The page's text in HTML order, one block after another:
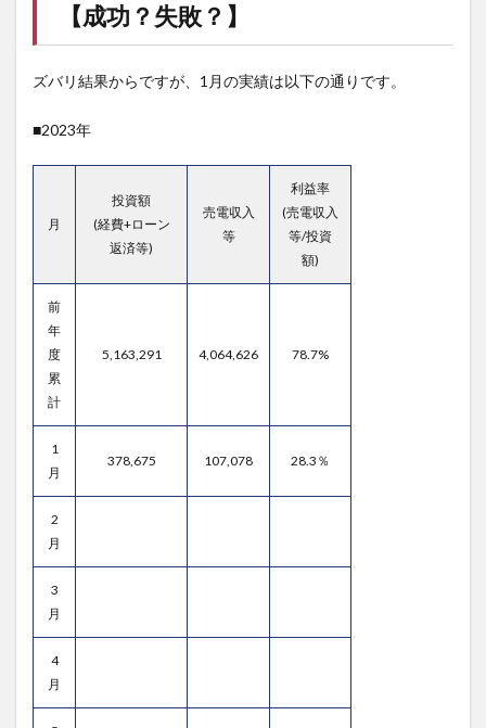
【成功？失敗？】
ズバリ結果からですが、1月の実績は以下の通りです。
■2023年
月
投資額
(経費+ローン
返済等)
売電収入
等
利益率
(売電収入
等/投資
額)
前
年
度
累
計
5,163,291 4,064,626 78.7%
1
月
378,675 107,078 28.3％
2
月
3
月
4
月